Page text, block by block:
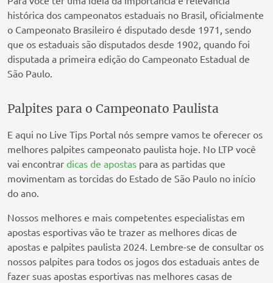
histórica dos campeonatos estaduais no Brasil, oficialmente
o Campeonato Brasileiro é disputado desde 1971, sendo
que os estaduais são disputados desde 1902, quando foi
disputada a primeira edição do Campeonato Estadual de
São Paulo.
Palpites para o Campeonato Paulista
E aqui no Live Tips Portal nós sempre vamos te oferecer os
melhores palpites campeonato paulista hoje. No LTP você
vai encontrar dicas de apostas para as partidas que
movimentam as torcidas do Estado de São Paulo no início
do ano.
Nossos melhores e mais competentes especialistas em
apostas esportivas vão te trazer as melhores dicas de
apostas e palpites paulista 2024. Lembre-se de consultar os
nossos palpites para todos os jogos dos estaduais antes de
fazer suas apostas esportivas nas melhores casas de